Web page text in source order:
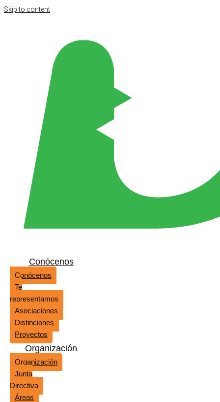
Skip to content
Conócenos
Conócenos
Te
representamos
Asociaciones
Distinciones
Proyectos
Organización
Organización
Junta
Directiva
Áreas